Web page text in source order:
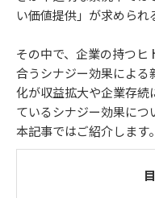
い価値提供」が求められ
その中で、企業の持つ
合うシナジー効果による
化が収益拡大や企業存続
ているシナジー効果につ
本記事ではご紹介します。